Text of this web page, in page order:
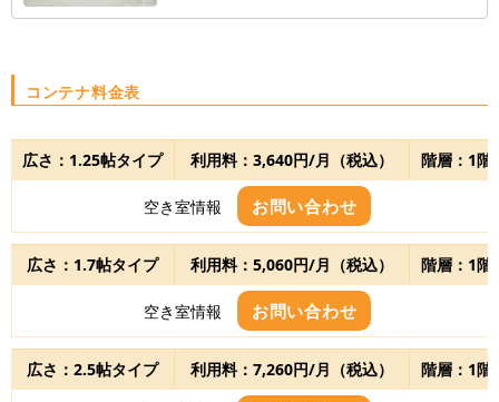
コンテナ料金表
広さ：1.25帖タイプ 利用料：3,640円/月（税込） 階層：1階
空き室情報 お問い合わせ
広さ：1.7帖タイプ 利用料：5,060円/月（税込） 階層：1階
空き室情報 お問い合わせ
広さ：2.5帖タイプ 利用料：7,260円/月（税込） 階層：1階